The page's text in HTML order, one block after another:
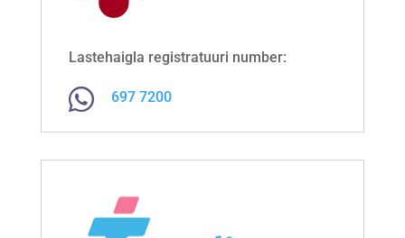
Lastehaigla registratuuri number:
 697 7200